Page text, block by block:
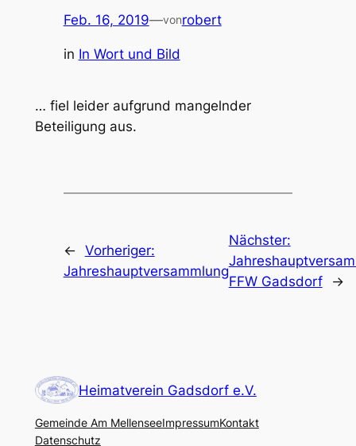
Feb. 16, 2019—vonrobert
in In Wort und Bild
… fiel leider aufgrund mangelnder
Beteiligung aus.
← Vorheriger:
Jahreshauptversammlung
Nächster:
FFW Gadsdorf
→
Heimatverein Gadsdorf e.V.
Gemeinde Am MellenseeImpressumKontakt
Datenschutz